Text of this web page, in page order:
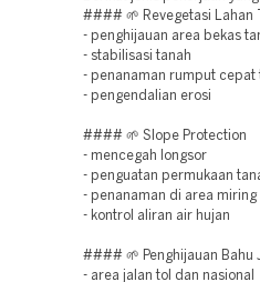
#### 🌱 Revegetasi Lahan
- penghijauan area bekas
- stabilisasi tanah
- penanaman rumput cepat
- pengendalian erosi
#### 🌱 Slope Protection
- mencegah longsor
- penguatan permukaan
- penanaman di area miring
- kontrol aliran air hujan
#### 🌱 Penghijauan Bahu
- area jalan tol dan nasional